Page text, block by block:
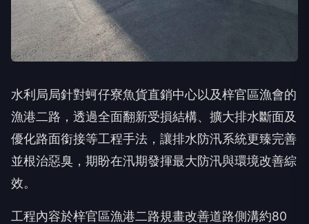
水利局局針對蚵仔寮魚貨直銷中心以及梓官區漁會的
漁港二路，透過全面翻新受損結構、擴大排水斷面及
優化路面銜接等工程手法，讓排水防汛系統更臻完善
並根治惡臭，期盼在汛期發揮最大防汛與環境改善綜
效。
工程內容於梓官區漁港二路規畫改善道路側溝約80